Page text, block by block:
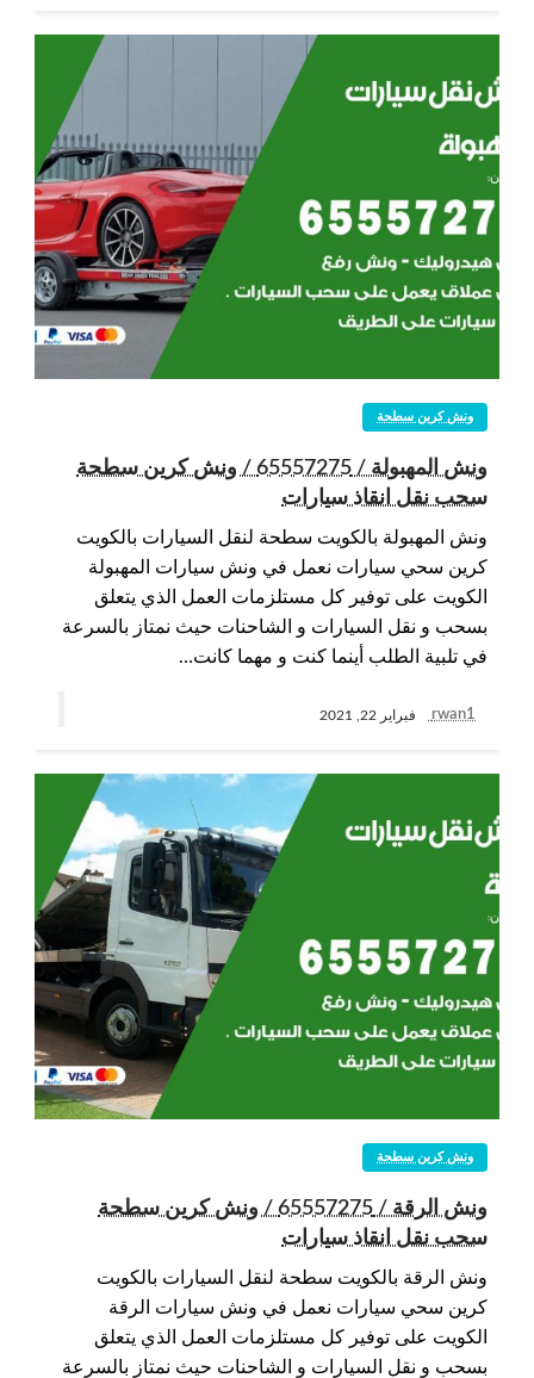
ونش كرين سطحة
ونش المهبولة / 65557275 / ونش كرين سطحة
سحب نقل انقاذ سيارات
ونش المهبولة بالكويت سطحة لنقل السيارات بالكويت
كرين سحي سيارات نعمل في ونش سيارات المهبولة
الكويت على توفير كل مستلزمات العمل الذي يتعلق
بسحب و نقل السيارات و الشاحنات حيث نمتاز بالسرعة
في تلبية الطلب أينما كنت و مهما كانت…
rwan1 فبراير 22, 2021
ونش كرين سطحة
ونش الرقة / 65557275 / ونش كرين سطحة
سحب نقل انقاذ سيارات
ونش الرقة بالكويت سطحة لنقل السيارات بالكويت
كرين سحي سيارات نعمل في ونش سيارات الرقة
الكويت على توفير كل مستلزمات العمل الذي يتعلق
بسحب و نقل السيارات و الشاحنات حيث نمتاز بالسرعة